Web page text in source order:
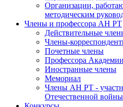
Организации,
методическим
Члены и профессора АН РТ
Действительные
Члены-
Почетные члены
Профессора
Иностранные члены
Мемориал
Члены АН РТ -
Отечественной войны